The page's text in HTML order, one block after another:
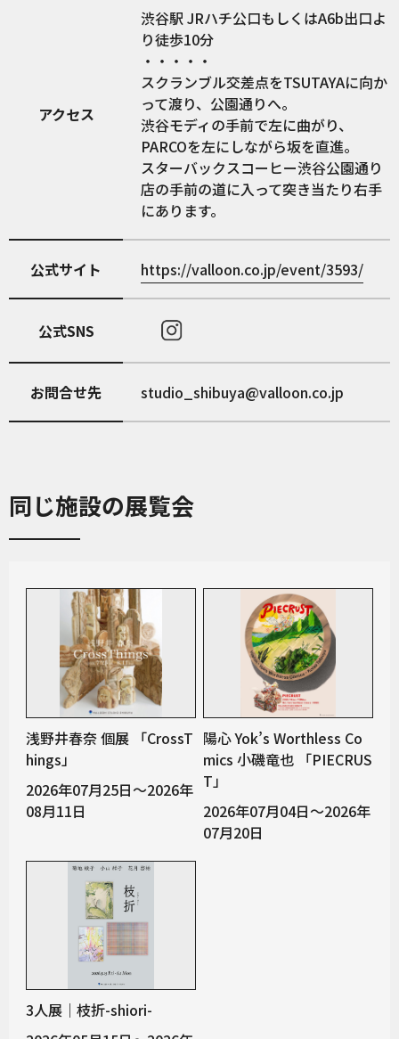
アクセス
渋谷駅 JRハチ公口もしくはA6b出口よ
り徒歩10分
・・・・・
スクランブル交差点をTSUTAYAに向か
って渡り、公園通りへ。
渋谷モディの手前で左に曲がり、
PARCOを左にしながら坂を直進。
スターバックスコーヒー渋谷公園通り
店の手前の道に入って突き当たり右手
にあります。
公式サイト https://valloon.co.jp/event/3593/
公式SNS
お問合せ先 studio_shibuya@valloon.co.jp
同じ施設の展覧会
浅野井春奈 個展 「CrossT
hings」
2026年07月25日～2026年
08月11日
陽心 Yok’s Worthless Co
mics 小磯竜也 「PIECRUS
T」
2026年07月04日～2026年
07月20日
3人展｜枝折-shiori-